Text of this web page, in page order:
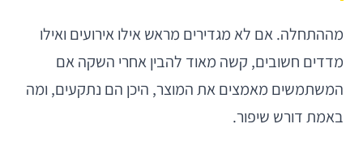
מההתחלה. אם לא מגדירים מראש אילו אירועים ואילו
מדדים חשובים, קשה מאוד להבין אחרי השקה אם
המשתמשים מאמצים את המוצר, היכן הם נתקעים, ומה
באמת דורש שיפור.